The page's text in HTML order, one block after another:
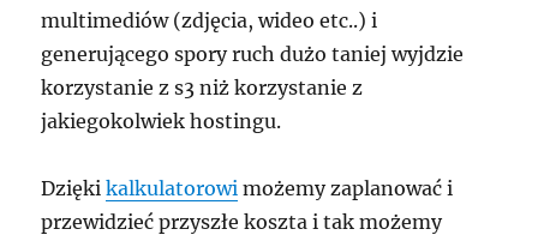
multimediów (zdjęcia, wideo etc..) i
generującego spory ruch dużo taniej wyjdzie
korzystanie z s3 niż korzystanie z
jakiegokolwiek hostingu.
Dziękikalkulatorowi możemy zaplanować i
przewidzieć przyszłe koszta i tak możemy